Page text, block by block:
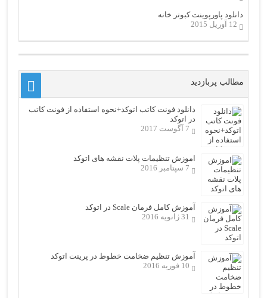
دانلود پاورپوینت کبوتر خانه
12 آوریل 2015
مطالب پربازدید
دانلود فونت کاتب اتوکد+نحوه استفاده از فونت کاتب
در اتوکد
7 آگوست 2017
اموزش تنظیمات پلات نقشه های اتوکد
7 سپتامبر 2016
آموزش کامل فرمان Scale در اتوکد
31 ژانویه 2016
آموزش تنظیم ضخامت خطوط در پرینت اتوکد
10 فوریه 2016